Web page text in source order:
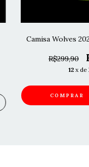
Camisa Wolves
R$299,90
12 x de
COMPRAR